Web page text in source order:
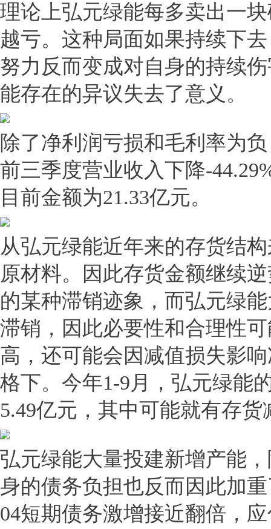
理论上弘元绿能每多卖出一
越亏。这种局面如果持续下
努力反而变成对自身的持续
能存在的异议失去了意义。
除了净利润亏损和毛利率为
前三季度营业收入下降-
目前金额为21.33亿元。
从弘元绿能近年来的存货结
原材料。因此存货金额继续
的某种滞销迹象，而弘元绿
滞销，因此必要性和合理性
高，还可能会因减值损失影
格下。今年1-9月，弘元绿能
5.49亿元，其中可能就有存
弘元绿能大量投建新增产能
身的债务负担也反而因此加
04短期债务激增接近翻倍，